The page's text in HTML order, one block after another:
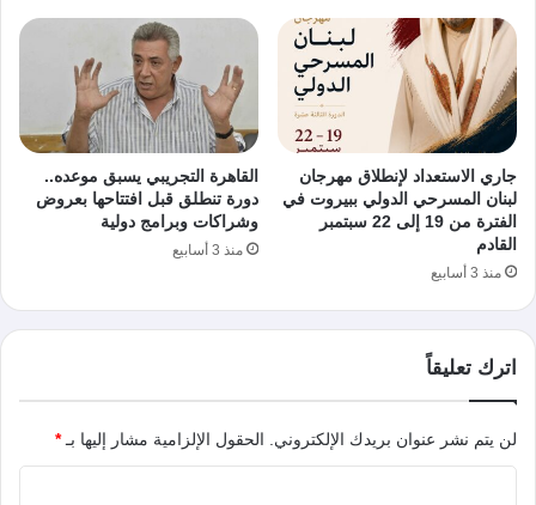
جاري الاستعداد لإنطلاق مهرجان
لبنان المسرحي الدولي ببيروت في
الفترة من 19 إلى 22 سبتمبر
القادم
منذ 3 أسابيع
القاهرة التجريبي يسبق موعده..
دورة تنطلق قبل افتتاحها بعروض
وشراكات وبرامج دولية
منذ 3 أسابيع
اترك تعليقاً
لن يتم نشر عنوان بريدك الإلكتروني. الحقول الإلزامية مشار إليها بـ*